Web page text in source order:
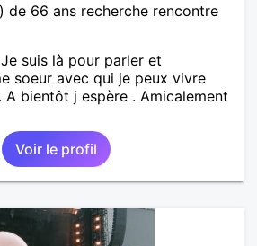
de 66 ans recherche rencontre
suis là pour parler et
soeur avec qui je peux vivre
A bientôt j espère . Amicalement
Voir le profil